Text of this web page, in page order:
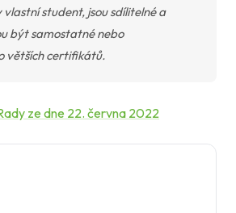
student, jsou sdílitelné a
být samostatné nebo
větších certifikátů.
ze dne 22. června 2022